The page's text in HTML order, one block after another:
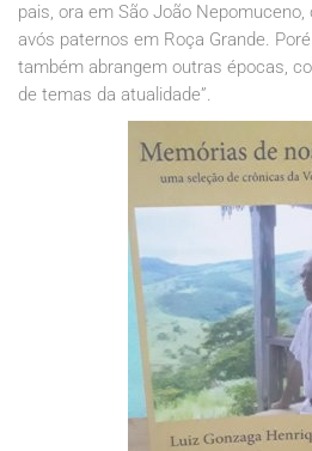
pais, ora em São João
avós paternos em Roça Grande.
também abrangem outras épocas,
de temas da atualidade”.